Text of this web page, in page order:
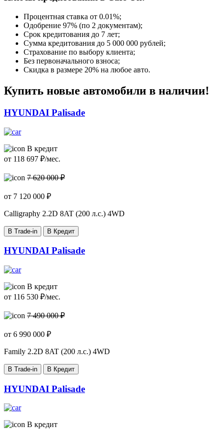
Процентная ставка от 0.01%;
Одобрение 97% (по 2 документам);
Срок кредитования до 7 лет;
Сумма кредитования до 5 000 000 рублей;
Страхование по выбору клиента;
Без первоначального взноса;
Скидка в размере 20% на любое авто.
Купить новые автомобили в наличии!
HYUNDAI Palisade
В кредит
от 118 697 ₽/мес.
7 620 000 ₽
от 7 120 000 ₽
Calligraphy 2.2D 8AT (200 л.с.) 4WD
В Trade-in В Кредит
HYUNDAI Palisade
В кредит
от 116 530 ₽/мес.
7 490 000 ₽
от 6 990 000 ₽
Family 2.2D 8AT (200 л.с.) 4WD
В Trade-in В Кредит
HYUNDAI Palisade
В кредит